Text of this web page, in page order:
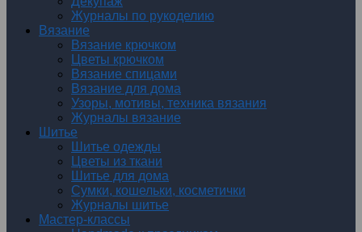
Журналы по рукоделию
Вязание
Вязание крючком
Цветы крючком
Вязание спицами
Вязание для дома
Узоры, мотивы, техника вязания
Журналы вязание
Шитье
Шитье одежды
Цветы из ткани
Шитье для дома
Сумки, кошельки, косметички
Журналы шитье
Мастер-классы